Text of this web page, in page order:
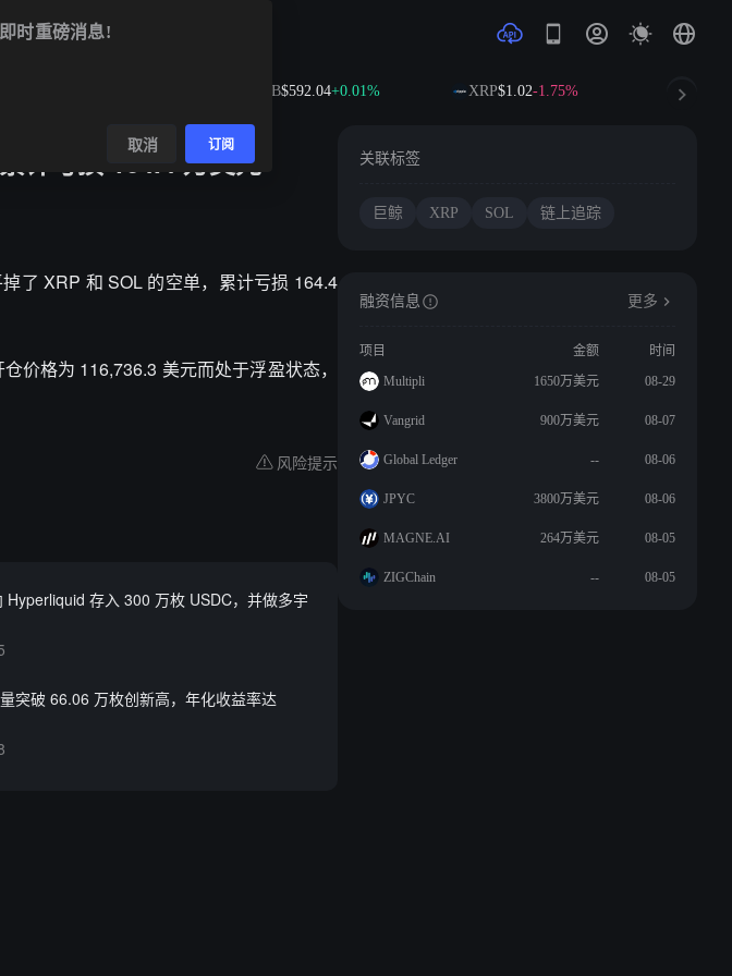
$592.04+0.01% XRP$1.02-1.75% SOL
计亏损 164.4 万美元
了 XRP 和 SOL 的空单，累计亏损 164.4
价格为 116,736.3 美元而处于浮盈状态，
风险提示
Hyperliquid 存入 300 万枚 USDC，并做多宇
突破 66.06 万枚创新高，年化收益率达
关联标签
巨鲸 XRP SOL 链上追踪
融资信息 更多
项目 金额
时间
Multipli
1650万美元 08-29
Vangrid 900万美元 08-07
Global Ledger -- 08-06
JPYC 3800万美元 08-06
MAGNE.AI 264万美元 08-05
ZIGChain -- 08-05
时重磅消息!
取消 订阅